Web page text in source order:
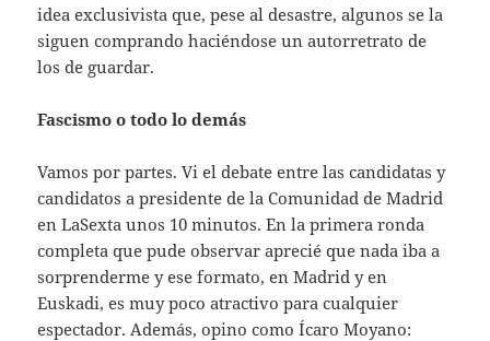
idea exclusivista que, pese al desastre, algunos se la
siguen comprando haciéndose un autorretrato de
los de guardar.
Fascismo o todo lo demás
Vamos por partes. Vi el debate entre las candidatas y
candidatos a presidente de la Comunidad de Madrid
en LaSexta unos 10 minutos. En la primera ronda
completa que pude observar aprecié que nada iba a
sorprenderme y ese formato, en Madrid y en
Euskadi, es muy poco atractivo para cualquier
espectador. Además, opino como Ícaro Moyano: